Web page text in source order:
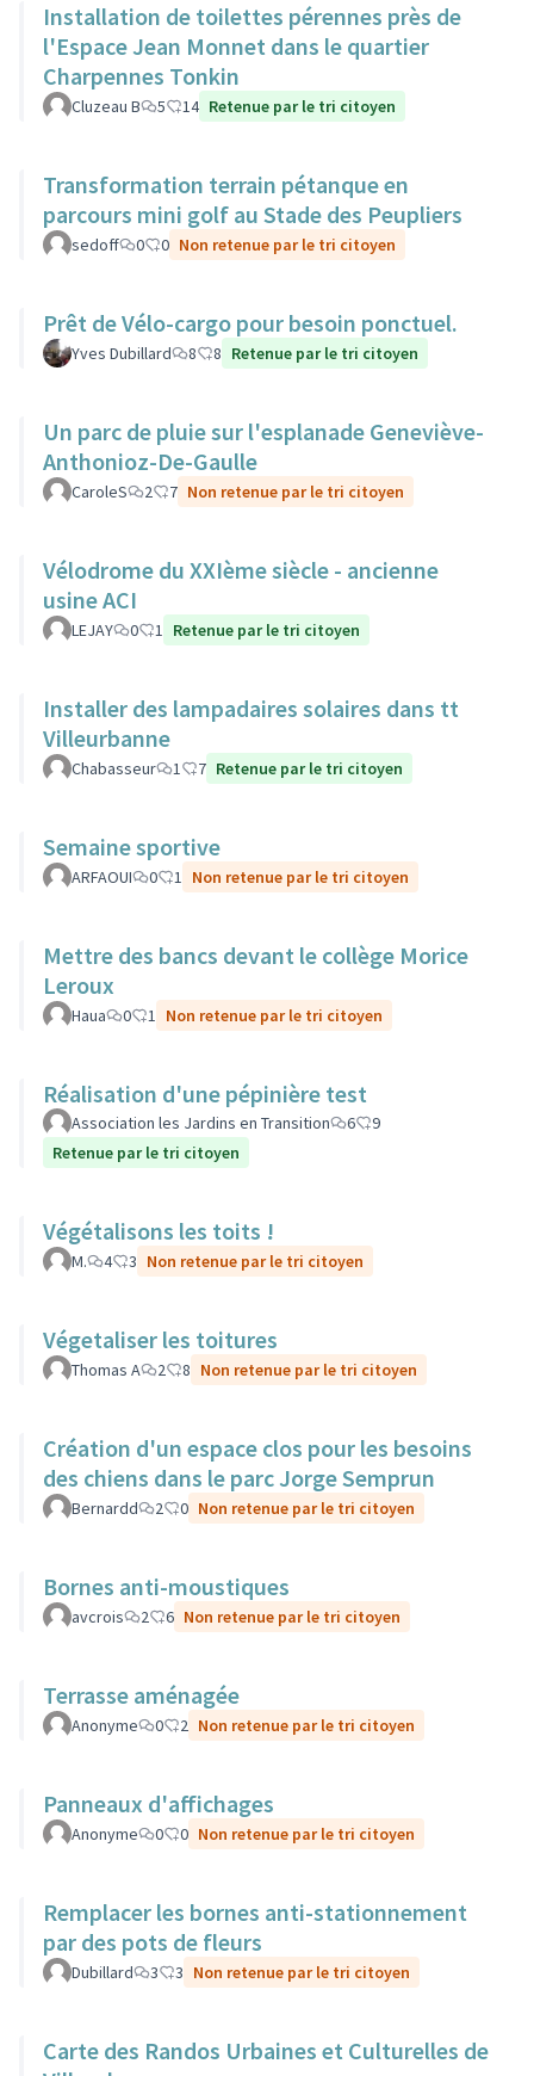
Installation de toilettes pérennes près de
l'Espace Jean Monnet dans le quartier
Charpennes Tonkin
Cluzeau B 5 14 Retenue par le tri citoyen
Transformation terrain pétanque en
parcours mini golf au Stade des Peupliers
sedoff 0 0 Non retenue par le tri citoyen
Prêt de Vélo-cargo pour besoin ponctuel.
Yves Dubillard 8 8 Retenue par le tri citoyen
Un parc de pluie sur l'esplanade Geneviève-
Anthonioz-De-Gaulle
CaroleS 2 7 Non retenue par le tri citoyen
Vélodrome du XXIème siècle - ancienne
usine ACI
LEJAY 0 1 Retenue par le tri citoyen
Installer des lampadaires solaires dans tt
Villeurbanne
Chabasseur 1 7 Retenue par le tri citoyen
Semaine sportive
ARFAOUI 0 1 Non retenue par le tri citoyen
Mettre des bancs devant le collège Morice
Leroux
Haua 0 1 Non retenue par le tri citoyen
Réalisation d'une pépinière test
Association les Jardins en Transition 6
9
Retenue par le tri citoyen
Végétalisons les toits !
M. 4 3 Non retenue par le tri citoyen
Végetaliser les toitures
Thomas A 2 8 Non retenue par le tri citoyen
Création d'un espace clos pour les besoins
des chiens dans le parc Jorge Semprun
Bernardd 2 0 Non retenue par le tri citoyen
Bornes anti-moustiques
avcrois 2 6 Non retenue par le tri citoyen
Terrasse aménagée
Anonyme 0 2 Non retenue par le tri citoyen
Panneaux d'affichages
Anonyme 0 0 Non retenue par le tri citoyen
Remplacer les bornes anti-stationnement
par des pots de fleurs
Dubillard 3 3 Non retenue par le tri citoyen
Carte des Randos Urbaines et Culturelles de